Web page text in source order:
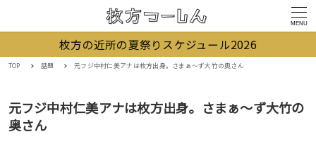
MENU
枚方の近所の夏祭りスケジュール2026
TOP 話題 元フジ中村仁美アナは枚方出身。さまぁ～ず大竹の奥さん
元フジ中村仁美アナは枚方出身。さまぁ～ず大竹の
奥さん